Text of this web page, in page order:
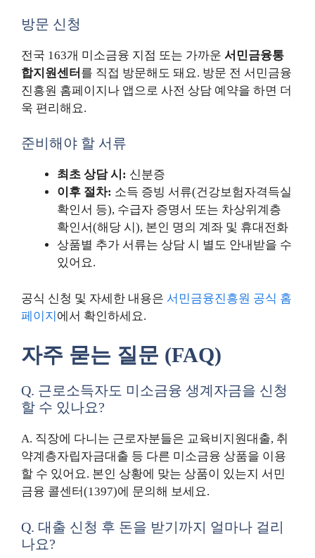
방문 신청
전국 163개 미소금융 지점 또는 가까운 서민금융통
합지원센터 를 직접 방문해도 돼요. 방문 전 서민금융
진흥원 홈페이지나 앱으로 사전 상담 예약을 하면 더
욱 편리해요.
준비해야 할 서류
최초 상담 시: 신분증
이후 절차: 소득 증빙 서류(건강보험자격득실
확인서 등), 수급자 증명서 또는 차상위계층
확인서(해당 시), 본인 명의 계좌 및 휴대전화
상품별 추가 서류는 상담 시 별도 안내받을 수
있어요.
공식 신청 및 자세한 내용은 서민금융진흥원 공식 홈
페이지 에서 확인하세요.
자주 묻는 질문 (FAQ)
Q. 근로소득자도 미소금융 생계자금을 신청
할 수 있나요?
A. 직장에 다니는 근로자분들은 교육비지원대출, 취
약계층자립자금대출 등 다른 미소금융 상품을 이용
할 수 있어요. 본인 상황에 맞는 상품이 있는지 서민
금융 콜센터(1397)에 문의해 보세요.
Q. 대출 신청 후 돈을 받기까지 얼마나 걸리
나요?